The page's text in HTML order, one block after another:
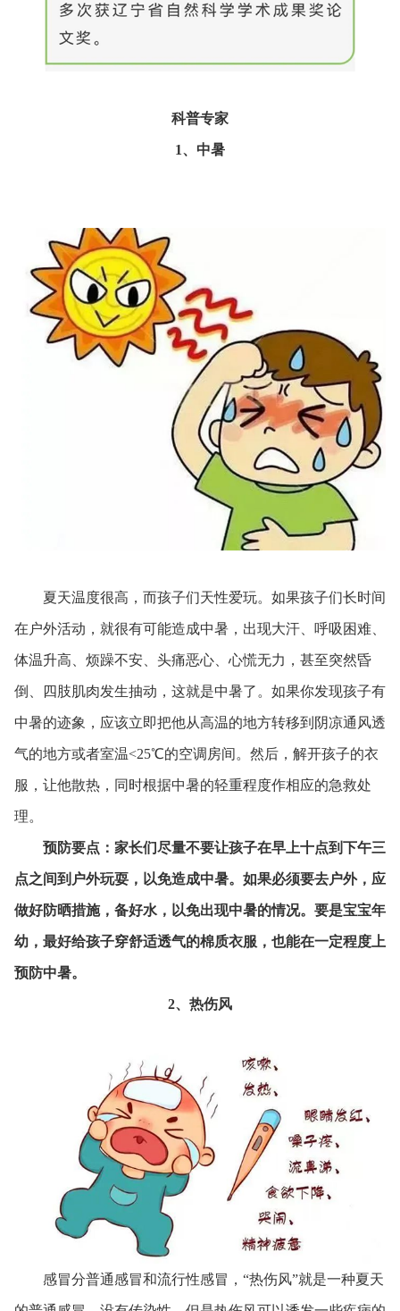
科普专家
1、中暑
夏天温度很高，而孩子们天性爱玩。如果孩子们长时间
在户外活动，就很有可能造成中暑，出现大汗、呼吸困难、
体温升高、烦躁不安、头痛恶心、心慌无力，甚至突然昏
倒、四肢肌肉发生抽动，这就是中暑了。如果你发现孩子有
中暑的迹象，应该立即把他从高温的地方转移到阴凉通风透
气的地方或者室温<25℃的空调房间。然后，解开孩子的衣
服，让他散热，同时根据中暑的轻重程度作相应的急救处
理。
预防要点：家长们尽量不要让孩子在早上十点到下午三
点之间到户外玩耍，以免造成中暑。如果必须要去户外，应
做好防晒措施，备好水，以免出现中暑的情况。要是宝宝年
幼，最好给孩子穿舒适透气的棉质衣服，也能在一定程度上
预防中暑。
2、热伤风
感冒分普通感冒和流行性感冒，“热伤风”就是一种夏天